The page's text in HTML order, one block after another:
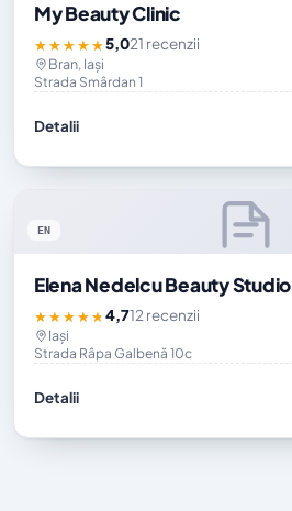
My Beauty Clinic
★★★★★5,021 recenzii
Bran, Iași
Strada Smârdan 1
Detalii
EN
Elena Nedelcu Beauty Studio
★★★★★4,712 recenzii
Iași
Strada Râpa Galbenă 10c
Detalii